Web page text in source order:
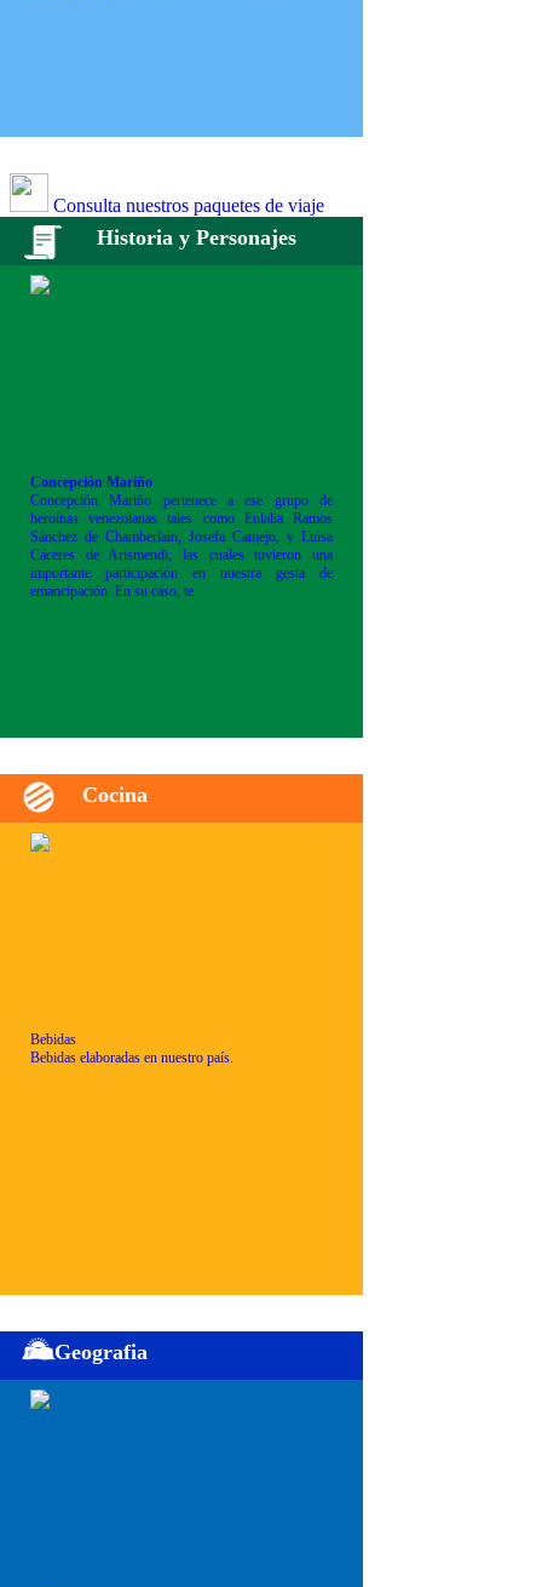
Consulta nuestros paquetes de viaje
Historia y Personajes
Concepción Mariño
Concepción Mariño pertenece a ese grupo de
heroínas venezolanas tales como Eulalia Ramos
Sánchez de Chamberlain, Josefa Camejo, y Luisa
Cáceres de Arismendi; las cuales tuvieron una
importante participación en nuestra gesta de
emancipación. En su caso, te
Cocina
Bebidas
Bebidas elaboradas en nuestro país.
Geografia